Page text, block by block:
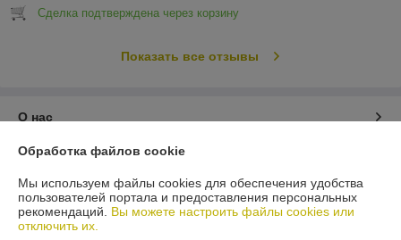
Сделка подтверждена через корзину
Показать все отзывы
О нас
Контакты
Доставка и оплата
Обработка файлов cookie
Мы используем файлы cookies для обеспечения удобства
пользователей портала и предоставления персональных
рекомендаций. Вы можете настроить файлы cookies или
отключить их.